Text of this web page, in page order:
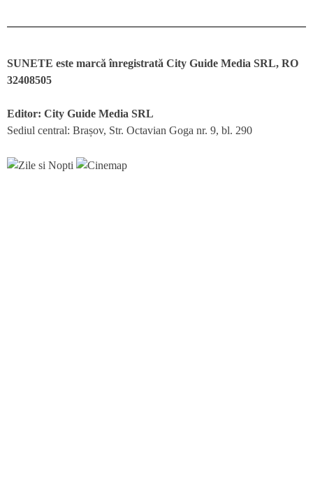
SUNETE este marcă înregistrată City Guide Media SRL, RO
32408505
Editor: City Guide Media SRL
Sediul central: Brașov, Str. Octavian Goga nr. 9, bl. 290